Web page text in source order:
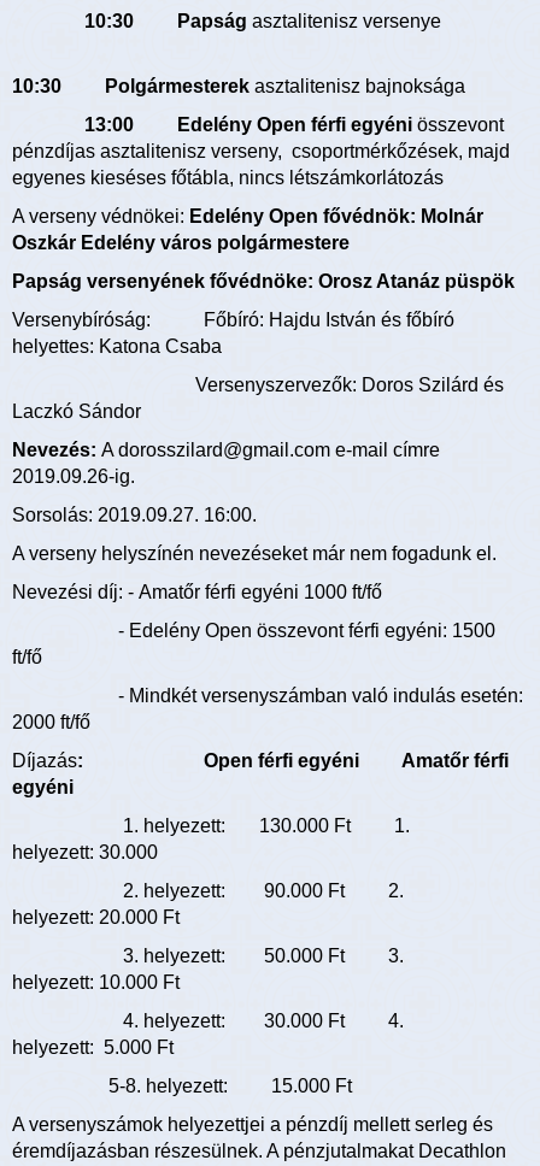
10:30 Papság asztalitenisz versenye
10:30 Polgármesterek asztalitenisz bajnoksága
13:00
Edelény Open férfi egyéni összevont
pénzdíjas asztalitenisz verseny, csoportmérkőzések, majd
egyenes kieséses főtábla, nincs létszámkorlátozás
A verseny védnökei: Edelény Open fővédnök: Molnár
Oszkár Edelény város polgármestere
Papság versenyének fővédnöke: Orosz Atanáz püspök
Versenybíróság: Főbíró: Hajdu István és főbíró
helyettes: Katona Csaba
Versenyszervezők: Doros Szilárd és
Laczkó Sándor
Nevezés: A dorosszilard@gmail.com e-mail címre
2019.09.26-ig.
Sorsolás: 2019.09.27. 16:00.
A verseny helyszínén nevezéseket már nem fogadunk el.
Nevezési díj: - Amatőr férfi egyéni 1000 ft/fő
- Edelény Open összevont férfi egyéni: 1500
ft/fő
- Mindkét versenyszámban való indulás esetén:
2000 ft/fő
Díjazás:
Open férfi egyéni Amatőr férfi
egyéni
1. helyezett: 130.000 Ft 1.
helyezett: 30.000
2. helyezett: 90.000 Ft 2.
helyezett: 20.000 Ft
3. helyezett: 50.000 Ft 3.
helyezett: 10.000 Ft
4. helyezett: 30.000 Ft 4.
helyezett: 5.000 Ft
5-8. helyezett: 15.000 Ft
A versenyszámok helyezettjei a pénzdíj mellett serleg és
éremdíjazásban részesülnek. A pénzjutalmakat Decathlon